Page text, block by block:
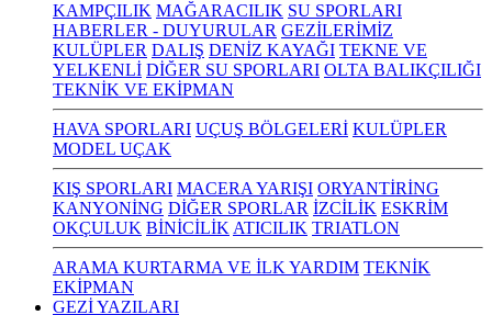
KAMPÇILIK MAĞARACILIK SU SPORLARI
HABERLER - DUYURULAR GEZİLERİMİZ
KULÜPLER DALIŞ DENİZ KAYAĞI TEKNE VE
YELKENLİ DİĞER SU SPORLARI OLTA BALIKÇILIĞI
TEKNİK VE EKİPMAN
HAVA SPORLARI UÇUŞ BÖLGELERİ KULÜPLER
MODEL UÇAK
KIŞ SPORLARI MACERA YARIŞI ORYANTİRİNG
KANYONİNG DİĞER SPORLAR İZCİLİK ESKRİM
OKÇULUK BİNİCİLİK ATICILIK TRIATLON
ARAMA KURTARMA VE İLK YARDIM TEKNİK
EKİPMAN
GEZİ YAZILARI